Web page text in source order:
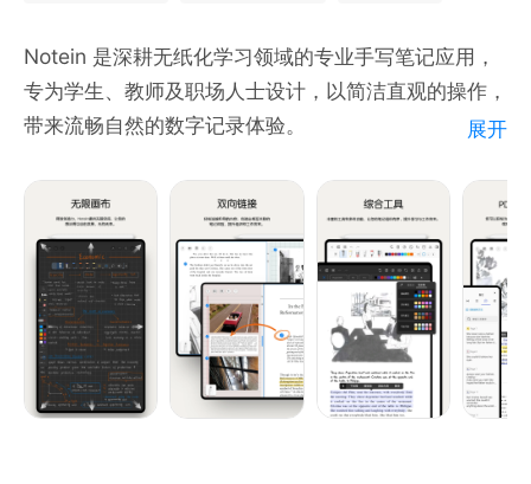
创建多层文件夹，搜索功能快速查找文档，创建书签、
文件拖拽。也可在笔记页内对文本、手写字体、书签、
大纲进行搜索，轻松文献阅读，效率做笔记。本地备份
安全存储海量数据，云同步将文档保存在云端，多设备
共享（支持华为云盘、百度网盘、OneDrvie...）
* PDF批注与编辑
PDF文档导入云记开启阅读模式，标记、注释、翻译。
Notein 是深耕无纸化学习领域的专业手写笔记应用，
专为学生、教师及职场人士设计，以简洁直观的操作，
带来流畅自然的数字记录体验。
迟书写，支持压感、速度识别，钢笔、马克笔等多种笔
型自由切换。笔触颜色、粗细可个性化调节，自定义笔
刷能存入专属笔盒，全局快速调用，书写更高效。
软件全面兼容 PPT、PDF、EPUB、Word、CAJ、图
片等主流格式，文件可直接导入批注，省去格式转换步
骤。支持页面留白记灵感、跨页连贯书写，最高
1600% 超清缩放，查看图谱、推演公式依旧清晰顺
展开